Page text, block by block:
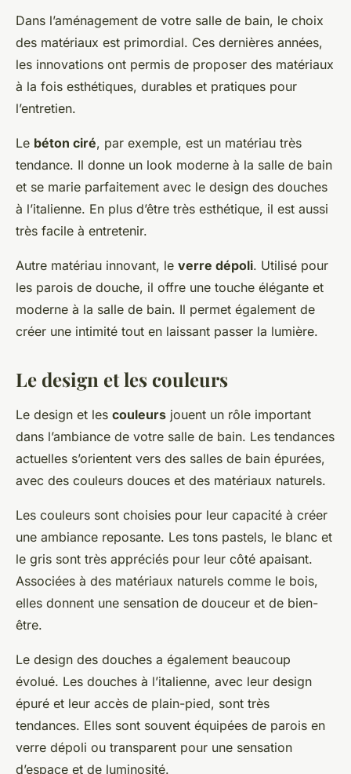
Dans l’aménagement de votre salle de bain, le choix
des matériaux est primordial. Ces dernières années,
les innovations ont permis de proposer des matériaux
à la fois esthétiques, durables et pratiques pour
l’entretien.
Le béton ciré, par exemple, est un matériau très
tendance. Il donne un look moderne à la salle de bain
et se marie parfaitement avec le design des douches
à l’italienne. En plus d’être très esthétique, il est aussi
très facile à entretenir.
Autre matériau innovant, le verre dépoli. Utilisé pour
les parois de douche, il offre une touche élégante et
moderne à la salle de bain. Il permet également de
créer une intimité tout en laissant passer la lumière.
Le design et les couleurs
Le design et les couleurs jouent un rôle important
dans l’ambiance de votre salle de bain. Les tendances
actuelles s’orientent vers des salles de bain épurées,
avec des couleurs douces et des matériaux naturels.
Les couleurs sont choisies pour leur capacité à créer
une ambiance reposante. Les tons pastels, le blanc et
le gris sont très appréciés pour leur côté apaisant.
Associées à des matériaux naturels comme le bois,
elles donnent une sensation de douceur et de bien-
être.
Le design des douches a également beaucoup
évolué. Les douches à l’italienne, avec leur design
épuré et leur accès de plain-pied, sont très
tendances. Elles sont souvent équipées de parois en
verre dépoli ou transparent pour une sensation
d’espace et de luminosité.